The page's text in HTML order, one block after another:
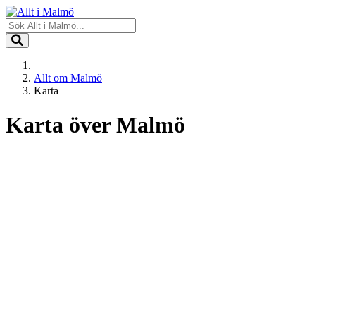
Allt om Malmö
Karta
Karta över Malmö